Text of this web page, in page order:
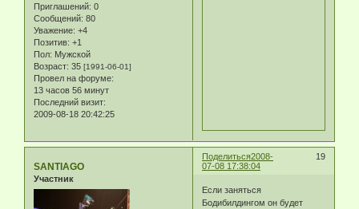
Приглашений: 0
Сообщений: 80
Уважение: +4
Позитив: +1
Пол: Мужской
Возраст: 35 [1991-06-01]
Провел на форуме:
13 часов 56 минут
Последний визит:
2009-08-18 20:42:25
Поделиться 19
2008-
07-08 17:38:04
SANTIAGO
Участник
Если заняться
Бодибилдингом он будет